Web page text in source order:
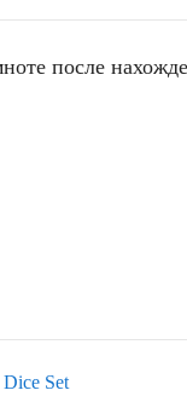
после